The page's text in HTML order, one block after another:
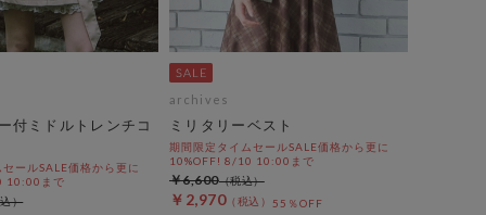
付ミドルトレンチコ
ールSALE価格から更に
10:00まで
archives
ミリタリーベスト
期間限定タイムセールSALE価格から更に
10%OFF! 8/10 10:00まで
￥2,970 55％OFF
￥6,600